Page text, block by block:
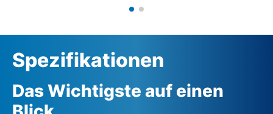
Spezifikationen
Das Wichtigste auf einen